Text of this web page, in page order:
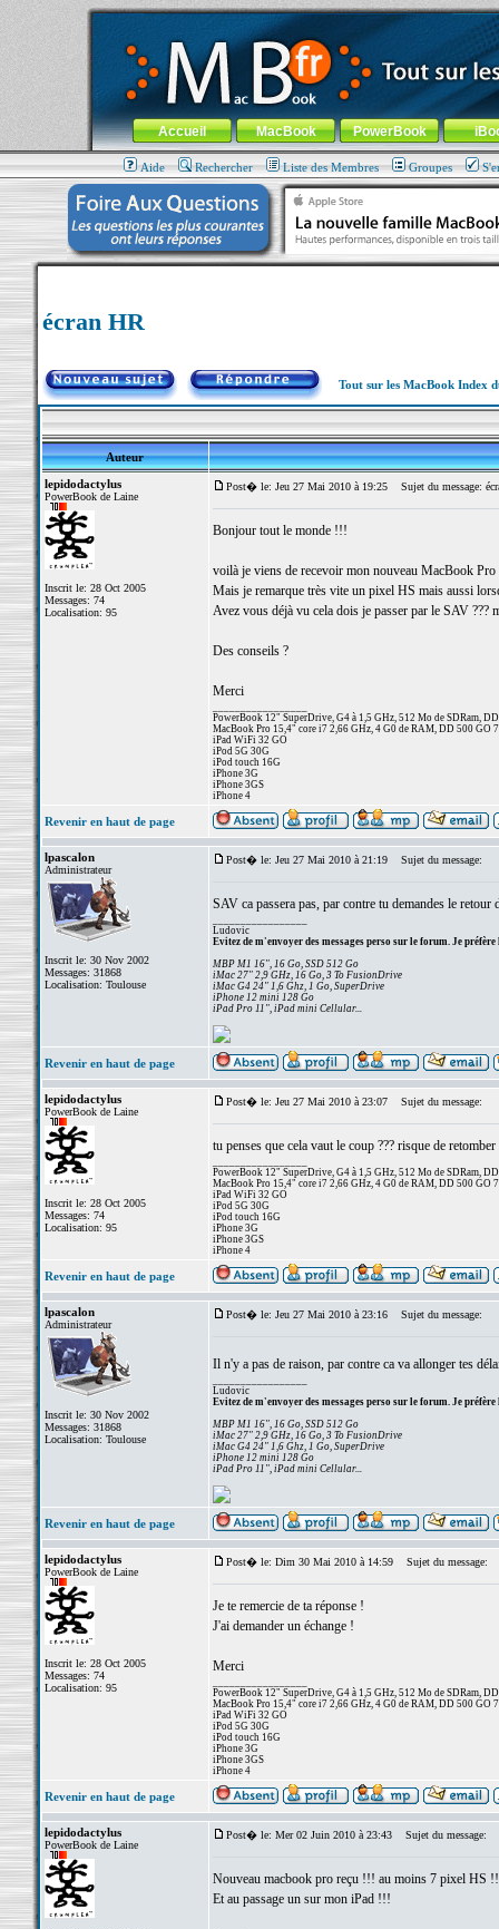
MacBook-fr.com : 100% Apple... 100% nomade !
Aller au contenu-Aller au menu général-Aller au menu de
Menu général
Accueil MacBook PowerBook
Aide Rechercher Liste des Membres Groupes
écran HR
Tout sur les MacBook Index
Auteur
lepidodactylus
PowerBook de Laine
Inscrit le: 28 Oct 2005
Messages: 74
Localisation: 95
Post� le: Jeu 27 Mai 2010 à 19:25 Sujet du message:
Bonjour tout le monde !!!
voilà je viens de recevoir mon nouveau MacBook
Mais je remarque très vite un pixel HS mais aussi
Avez vous déjà vu cela dois je passer par le SAV
Des conseils ?
Merci
PowerBook 12" SuperDrive, G4 à 1,5 GHz, 512 Mo de SDRam,
MacBook Pro 15,4" core i7 2,66 GHz, 4 G0 de RAM, DD 500 GO
iPad WiFi 32 GO
iPod 5G 30G
iPod touch 16G
iPhone 3G
iPhone 3GS
iPhone 4
Revenir en haut de page
lpascalon
Administrateur
Inscrit le: 30 Nov 2002
Messages: 31868
Localisation: Toulouse
Post� le: Jeu 27 Mai 2010 à 21:19 Sujet du message:
SAV ca passera pas, par contre tu demandes le
Ludovic
Evitez de m'envoyer des messages perso sur le forum. Je préfère
MBP M1 16", 16 Go, SSD 512 Go
iMac 27" 2,9 GHz, 16 Go, 3 To FusionDrive
iMac G4 24" 1,6 Ghz, 1 Go, SuperDrive
iPhone 12 mini 128 Go
iPad Pro 11", iPad mini Cellular...
Revenir en haut de page
lepidodactylus
PowerBook de Laine
Inscrit le: 28 Oct 2005
Messages: 74
Localisation: 95
Post� le: Jeu 27 Mai 2010 à 23:07 Sujet du message:
tu penses que cela vaut le coup ??? risque de
PowerBook 12" SuperDrive, G4 à 1,5 GHz, 512 Mo de SDRam,
MacBook Pro 15,4" core i7 2,66 GHz, 4 G0 de RAM, DD 500 GO
iPad WiFi 32 GO
iPod 5G 30G
iPod touch 16G
iPhone 3G
iPhone 3GS
iPhone 4
Revenir en haut de page
lpascalon
Administrateur
Inscrit le: 30 Nov 2002
Messages: 31868
Localisation: Toulouse
Post� le: Jeu 27 Mai 2010 à 23:16 Sujet du message:
Il n'y a pas de raison, par contre ca va allonger tes
Ludovic
Evitez de m'envoyer des messages perso sur le forum. Je préfère
MBP M1 16", 16 Go, SSD 512 Go
iMac 27" 2,9 GHz, 16 Go, 3 To FusionDrive
iMac G4 24" 1,6 Ghz, 1 Go, SuperDrive
iPhone 12 mini 128 Go
iPad Pro 11", iPad mini Cellular...
Revenir en haut de page
lepidodactylus
PowerBook de Laine
Inscrit le: 28 Oct 2005
Messages: 74
Localisation: 95
Post� le: Dim 30 Mai 2010 à 14:59 Sujet du message:
Je te remercie de ta réponse !
J'ai demander un échange !
Merci
PowerBook 12" SuperDrive, G4 à 1,5 GHz, 512 Mo de SDRam,
MacBook Pro 15,4" core i7 2,66 GHz, 4 G0 de RAM, DD 500 GO
iPad WiFi 32 GO
iPod 5G 30G
iPod touch 16G
iPhone 3G
iPhone 3GS
iPhone 4
Revenir en haut de page
lepidodactylus
PowerBook de Laine
Post� le: Mer 02 Juin 2010 à 23:43 Sujet du message:
Nouveau macbook pro reçu !!! au moins 7 pixel HS
Et au passage un sur mon iPad !!!